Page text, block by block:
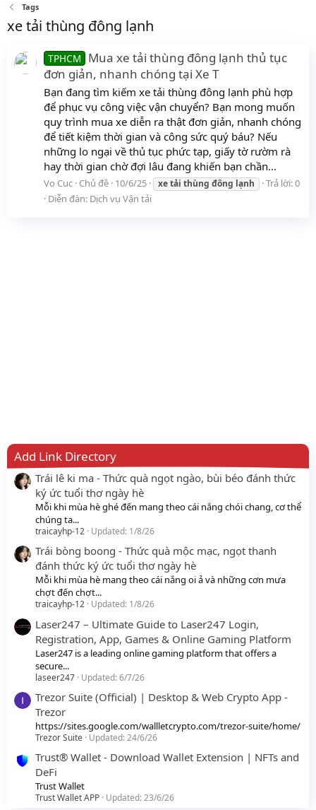
Tags
xe tải thùng đông lạnh
TPHCM
Mua xe tải thùng đông lạnh thủ tục
đơn giản, nhanh chóng tại Xe T
Bạn đang tìm kiếm xe tải thùng đông lạnh phù hợp
để phục vụ công việc vận chuyển? Bạn mong muốn
quy trình mua xe diễn ra thật đơn giản, nhanh chóng
để tiết kiệm thời gian và công sức quý báu? Nếu
những lo ngại về thủ tục phức tạp, giấy tờ rườm rà
hay thời gian chờ đợi lâu đang khiến bạn chần...
Vo Cuc Chủ đề 10/6/25 xetải thùng đông lạnh
Trả lời: 0
Diễn đàn: Dịch vụ Vận tải
Add Link Directory
Trái lê ki ma - Thức quà ngọt ngào, bùi béo đánh thức
ký ức tuổi thơ ngày hè
Mỗi khi mùa hè ghé đến mang theo cái nắng chói chang, cơ thể
chúng ta...
traicayhp-12 Updated: 1/8/26
Trái bòng boong - Thức quà mộc mạc, ngọt thanh
đánh thức ký ức tuổi thơ ngày hè
Mỗi khi mùa hè mang theo cái nắng oi ả và những cơn mưa
chợt đến chợt...
traicayhp-12 Updated: 1/8/26
Laser247 – Ultimate Guide to Laser247 Login,
Registration, App, Games & Online Gaming Platform
Laser247 is a leading online gaming platform that offers a
secure...
laseer247 Updated:6/7/26
Trezor Suite (Official) | Desktop & Web Crypto App -
Trezor
https://sites.google.com/wallletcrypto.com/trezor-suite/home/
Trezor Suite Updated:24/6/26
Trust® Wallet - Download Wallet Extension | NFTs and
DeFi
Trust Wallet
Trust Wallet APP Updated:23/6/26